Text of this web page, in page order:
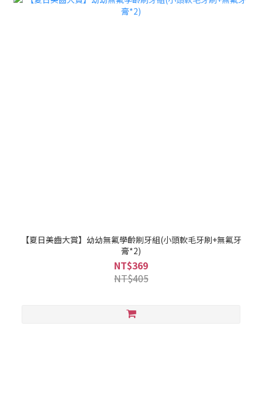
【夏日美齒大賞】幼幼無氟學齡刷牙組(小頭軟毛牙刷+無氟牙
膏*2)
NT$369
NT$405